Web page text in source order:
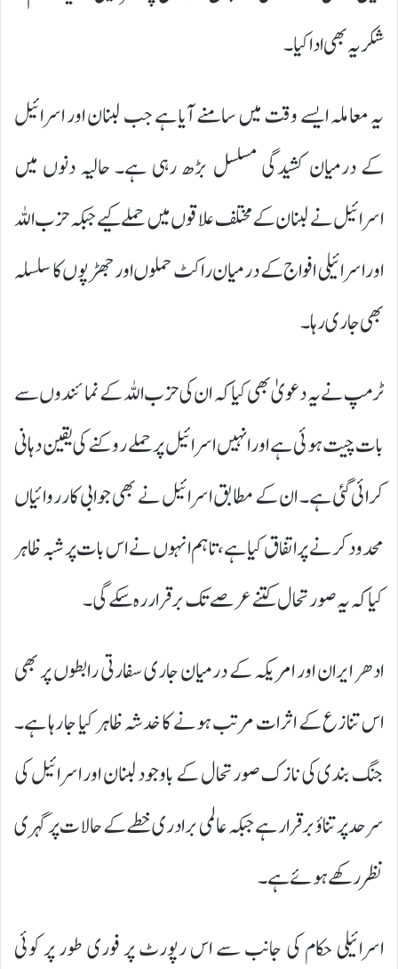
شکریہ بھی ادا کیا۔
یہ معاملہ ایسے وقت میں سامنے آیا ہے جب لبنان اور اسرائیل
کے درمیان کشیدگی مسلسل بڑھ رہی ہے۔ حالیہ دنوں میں
اسرائیل نے لبنان کے مختلف علاقوں میں حملے کیے جبکہ حزب اللہ
اور اسرائیلی افواج کے درمیان راکٹ حملوں اور جھڑپوں کا سلسلہ
بھی جاری رہا۔
ٹرمپ نے یہ دعویٰ بھی کیا کہ ان کی حزب اللہ کے نمائندوں سے
بات چیت ہوئی ہے اور انہیں اسرائیل پر حملے روکنے کی یقین دہانی
کرائی گئی ہے۔ ان کے مطابق اسرائیل نے بھی جوابی کارروائیاں
محدود کرنے پر اتفاق کیا ہے، تاہم انہوں نے اس بات پر شبہ ظاہر
کیا کہ یہ صورتحال کتنے عرصے تک برقرار رہ سکے گی۔
ادھر ایران اور امریکہ کے درمیان جاری سفارتی رابطوں پر بھی
اس تنازع کے اثرات مرتب ہونے کا خدشہ ظاہر کیا جا رہا ہے۔
جنگ بندی کی نازک صورتحال کے باوجود لبنان اور اسرائیل کی
سرحد پر تناؤ برقرار ہے جبکہ عالمی برادری خطے کے حالات پر گہری
نظر رکھے ہوئے ہے۔
اسرائیلی حکام کی جانب سے اس رپورٹ پر فوری طور پر کوئی